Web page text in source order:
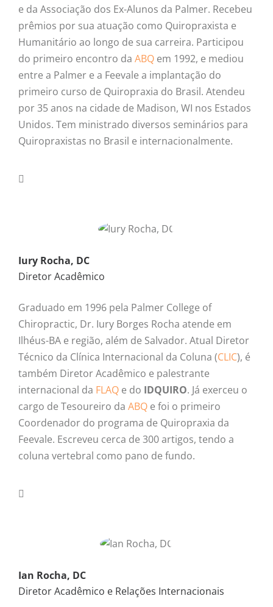
e da Associação dos Ex-Alunos da Palmer. Recebeu
prêmios por sua atuação como Quiropraxista e
Humanitário ao longo de sua carreira. Participou
do primeiro encontro da ABQ em 1992, e mediou
entre a Palmer e a Feevale a implantação do
primeiro curso de Quiropraxia do Brasil. Atendeu
por 35 anos na cidade de Madison, WI nos Estados
Unidos. Tem ministrado diversos seminários para
Quiropraxistas no Brasil e internacionalmente.
Iury Rocha, DC
Diretor Acadêmico
Graduado em 1996 pela Palmer College of
Chiropractic, Dr. Iury Borges Rocha atende em
Ilhéus-BA e região, além de Salvador. Atual Diretor
Técnico da Clínica Internacional da Coluna (CLIC), é
também Diretor Acadêmico e palestrante
internacional da FLAQ e do IDQUIRO. Já exerceu o
cargo de Tesoureiro da ABQ e foi o primeiro
Coordenador do programa de Quiropraxia da
Feevale. Escreveu cerca de 300 artigos, tendo a
coluna vertebral como pano de fundo.
Ian Rocha, DC
Diretor Acadêmico e Relações Internacionais